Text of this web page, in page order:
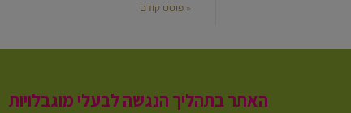
« פוסט קודם
האתר בתהליך הנגשה לבעלי מוגבלויות